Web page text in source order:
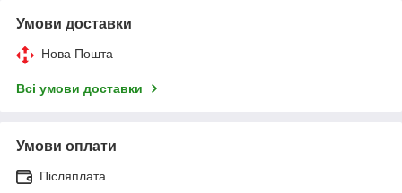
Умови доставки
Нова Пошта
Всі умови доставки
Умови оплати
Післяплата